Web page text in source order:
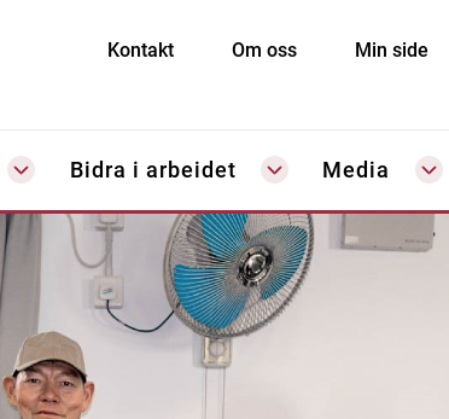
Kontakt Om oss Min side
Bidra i arbeidet Media